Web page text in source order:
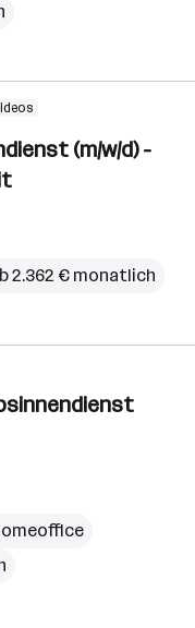
(m/w/d) -
2.362 € monatlich